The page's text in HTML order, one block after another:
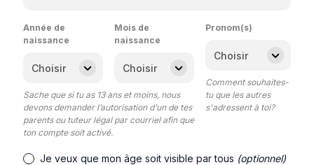
Année de
naissance
Mois de
naissance
Sache que si tu as 13 ans et moins, nous
devons demander l’autorisation d’un de tes
parents ou tuteur légal par courriel afin que
ton compte soit activé.
Pronom(s)
Comment souhaites-
tu que les autres
s'adressent à toi?
Je veux que mon âge soit visible par tous (optionnel)